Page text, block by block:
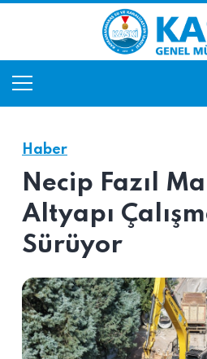
Haber
Necip Fazıl
Altyapı
Sürüyor